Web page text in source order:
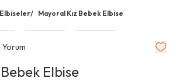
Elbiseler/ Mayoral Kız Bebek Elbise
Yorum
Elbise